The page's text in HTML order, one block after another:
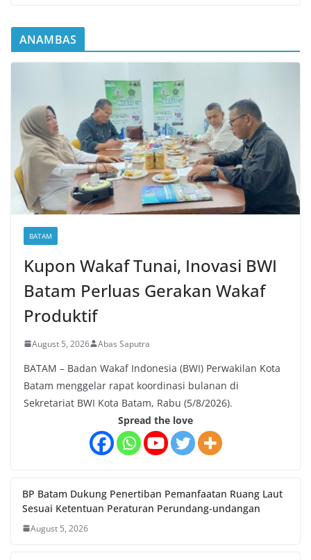
ANAMBAS
BATAM
Kupon Wakaf Tunai, Inovasi BWI
Batam Perluas Gerakan Wakaf
Produktif
August 5, 2026 Abas Saputra
BATAM – Badan Wakaf Indonesia (BWI) Perwakilan Kota
Batam menggelar rapat koordinasi bulanan di
Sekretariat BWI Kota Batam, Rabu (5/8/2026).
Spread the love
BP Batam Dukung Penertiban Pemanfaatan Ruang Laut
Sesuai Ketentuan Peraturan Perundang-undangan
August 5, 2026